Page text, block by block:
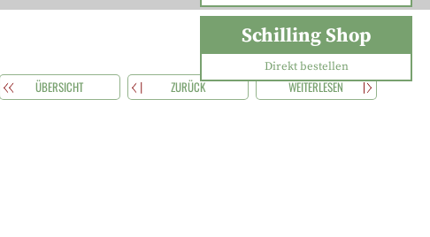
Schilling Shop
Direkt bestellen
ÜBERSICHT ZURÜCK WEITERLESEN